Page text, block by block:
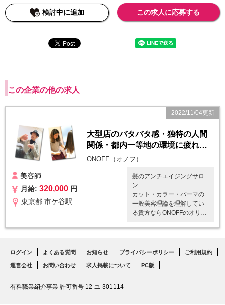
検討中に追加 この求人に応募する
この企業の他の求人
2022/11/04更新
大型店のバタバタ感・独特の人間
関係・都内一等地の環境に疲れた
美容師さん募集
ONOFF（オノフ）
美容師
月給: 320,000 円
東京都 市ケ谷駅
髪のアンチエイジングサロ
ン
カット・カラー・パーマの
一般美容理論を理解してい
る貴方ならONOFFのオリジ
す。
初めは覚えるまでは慣れも
ありまが、営業時間内にマ
ンツーマンの研修ですから
焦ることなくしっかり身に
ログイン よくある質問 お知らせ プライバシーポリシー ご利用規約
運営会社 お問い合わせ 求人掲載について PC版
有料職業紹介事業 許可番号 12-ユ-301114